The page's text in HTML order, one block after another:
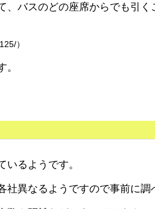
バスのどの座席からでも引
）
るようです。
異なるようですので事前に調